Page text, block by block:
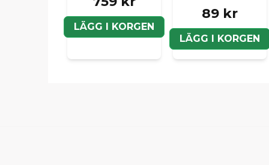
LÄGG I KORGEN
89 kr
LÄGG I KORGEN